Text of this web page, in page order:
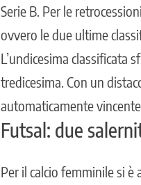
Serie B. Per le
ovvero le due ultime
L’undicesima classificata
tredicesima. Con un
automaticamente
Futsal: due
Per il calcio femminile si